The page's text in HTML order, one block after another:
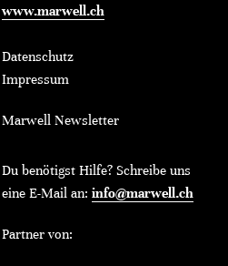
www.marwell.ch
Datenschutz
Impressum
Marwell Newsletter
Du benötigst Hilfe? Schreibe uns
eine E-Mail an: info@marwell.ch
Partner von: